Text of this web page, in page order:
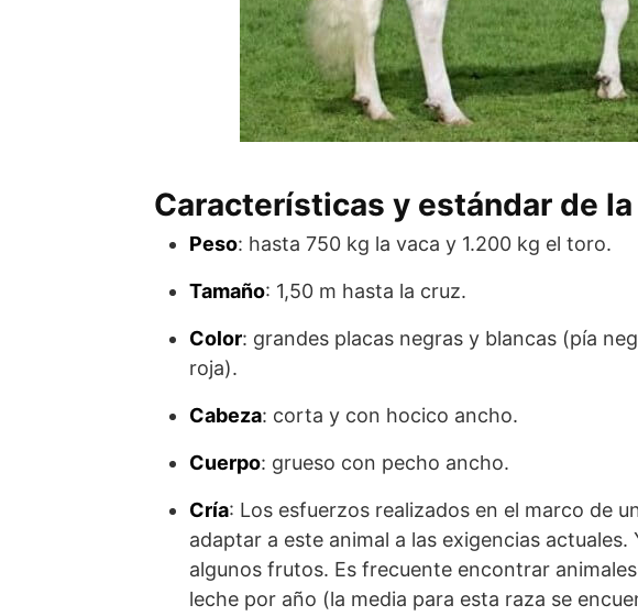
Características y estándar de
Peso: hasta 750 kg la vaca y 1.200 kg el toro.
Tamaño: 1,50 m hasta la cruz.
Color: grandes placas negras y blancas (pía
roja).
Cabeza: corta y con hocico ancho.
Cuerpo: grueso con pecho ancho.
Cría: Los esfuerzos realizados en el marco de
adaptar a este animal a las exigencias
algunos frutos. Es frecuente encontrar
leche por año (la media para esta raza se